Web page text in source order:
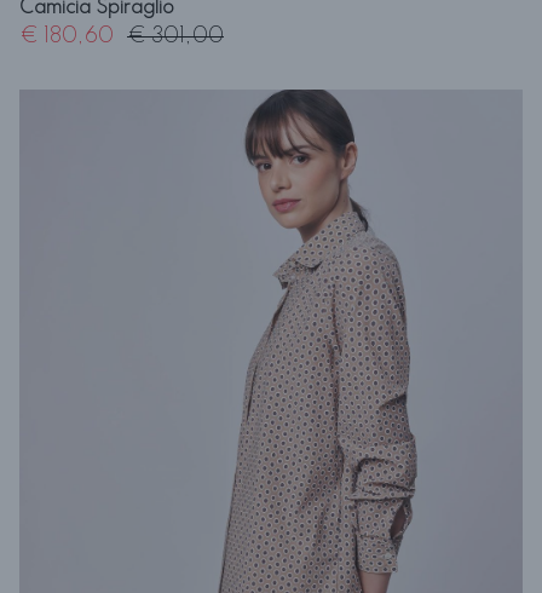
Camicia Spiraglio
€ 180,60 € 301,00